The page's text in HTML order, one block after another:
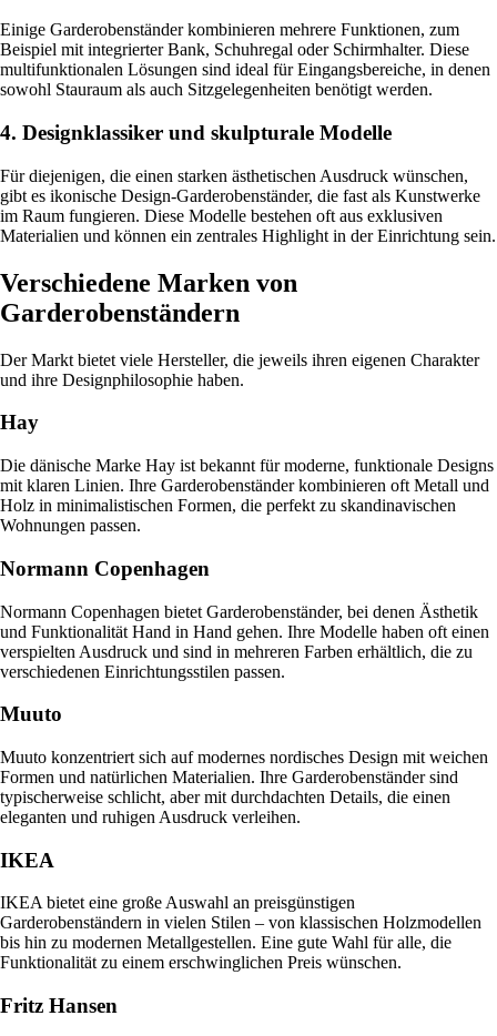
Einige Garderobenständer kombinieren mehrere Funktionen, zum
Beispiel mit integrierter Bank, Schuhregal oder Schirmhalter. Diese
multifunktionalen Lösungen sind ideal für Eingangsbereiche, in denen
sowohl Stauraum als auch Sitzgelegenheiten benötigt werden.
4. Designklassiker und skulpturale Modelle
Für diejenigen, die einen starken ästhetischen Ausdruck wünschen,
gibt es ikonische Design-Garderobenständer, die fast als Kunstwerke
im Raum fungieren. Diese Modelle bestehen oft aus exklusiven
Materialien und können ein zentrales Highlight in der Einrichtung sein.
Verschiedene Marken von
Garderobenständern
Der Markt bietet viele Hersteller, die jeweils ihren eigenen Charakter
und ihre Designphilosophie haben.
Hay
Die dänische Marke Hay ist bekannt für moderne, funktionale Designs
mit klaren Linien. Ihre Garderobenständer kombinieren oft Metall und
Holz in minimalistischen Formen, die perfekt zu skandinavischen
Wohnungen passen.
Normann Copenhagen
Normann Copenhagen bietet Garderobenständer, bei denen Ästhetik
und Funktionalität Hand in Hand gehen. Ihre Modelle haben oft einen
verspielten Ausdruck und sind in mehreren Farben erhältlich, die zu
verschiedenen Einrichtungsstilen passen.
Muuto
Muuto konzentriert sich auf modernes nordisches Design mit weichen
Formen und natürlichen Materialien. Ihre Garderobenständer sind
typischerweise schlicht, aber mit durchdachten Details, die einen
eleganten und ruhigen Ausdruck verleihen.
IKEA
IKEA bietet eine große Auswahl an preisgünstigen
Garderobenständern in vielen Stilen – von klassischen Holzmodellen
bis hin zu modernen Metallgestellen. Eine gute Wahl für alle, die
Funktionalität zu einem erschwinglichen Preis wünschen.
Fritz Hansen